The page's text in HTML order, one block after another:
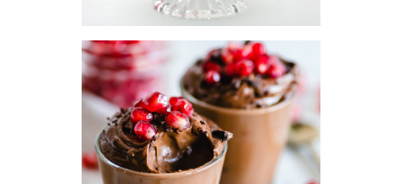
¡Contáctanos hoy mismo y asegura tu inversión en un
negocio de éxito!